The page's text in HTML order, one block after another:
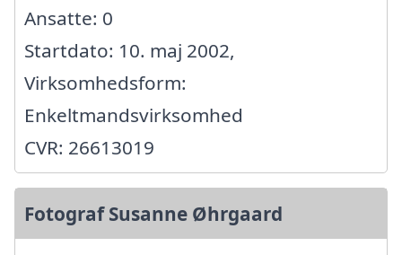
Ansatte: 0
Startdato: 10. maj 2002,
Virksomhedsform:
Enkeltmandsvirksomhed
CVR: 26613019
Fotograf Susanne Øhrgaard